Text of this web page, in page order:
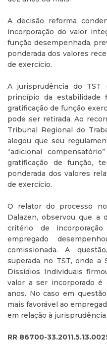
A decisão reforma
incorporação do valor
função desempenhada,
ponderada dos valores
de exercício.
A jurisprudência do TST
princípio da estabilidade
gratificação de função
pode ser retirada. Ao
Tribunal Regional do
alegou que seu
“adicional
gratificação de função,
ponderada dos valores
de exercício.
O relator do processo
Dalazen, observou que a
critério de
empregado
comissionada. A
superada no TST, onde a
Dissídios Individuais
valor a ser incorporado
anos. No caso em
mais favorável ao
em relação à jurisprudência
RR 86700-